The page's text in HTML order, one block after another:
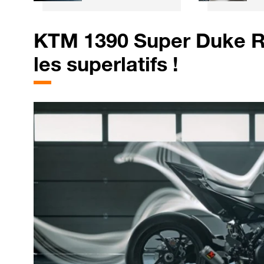
mondiales
KTM 1390 Super Duke
les superlatifs !